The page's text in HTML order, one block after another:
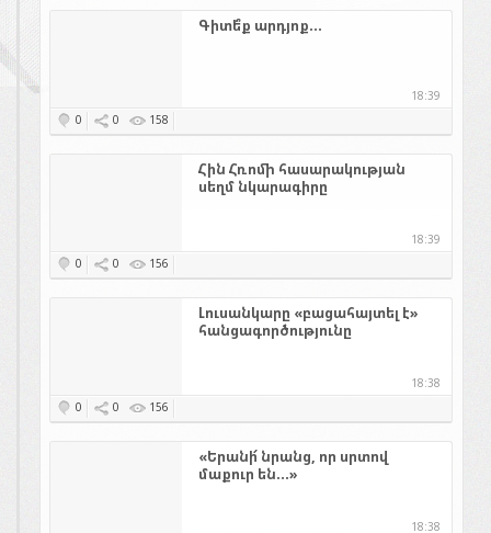
Գիտե՞ք արդյոք...
18:39
0
0 158
Հին Հռոմի հասարակության
սեղմ նկարագիրը
18:39
0
0 156
Լուսանկարը «բացահայտել է»
հանցագործությունը
18:38
0
0 156
«Երանի՜ նրանց, որ սրտով
մաքուր են...»
18:38